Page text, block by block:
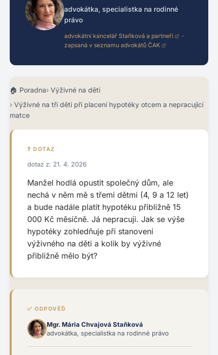
advokátka, specialistka na rodinné
právo
advokátní kancelář Staňková a partneři
·
zapsaná v seznamu advokátů ČAK
Poradna Výživné na děti
Výživné na tři děti při placení hypotéky otcem a nepracující
matce
❓ DOTAZ
dotaz z: 21. 4. 2026
Manžel hodlá opustit společný dům, ale
nechá v něm mě s třemi dětmi (4, 9 a 12 let)
a bude nadále platit hypotéku přibližně 15
000 Kč měsíčně. Já nepracuji. Jak se výše
hypotéky zohledňuje při stanovení
výživného na děti a kolik by výživné
přibližně mělo být?
✅ ODPOVĚĎ
Mgr. Mária Chvajová Staňková
advokátka, specialistka na rodinné právo